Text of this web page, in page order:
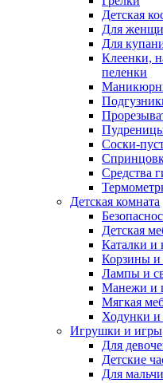
Детская
Для
Для
Клеенки,
пеленки
Пудреницы
Соски-
Средства
Детская комната
Детская
Каталки и
Корзины и
Лампы и
Манежи и
Мягкая
Ходунки
Игрушки и игры
Для
Детские
Для